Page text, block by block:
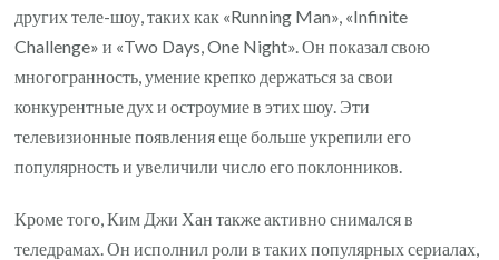
других теле-шоу, таких как «Running Man», «Infinite
Challenge» и «Two Days, One Night». Он показал свою
многогранность, умение крепко держаться за свои
конкурентные дух и остроумие в этих шоу. Эти
телевизионные появления еще больше укрепили его
популярность и увеличили число его поклонников.
Кроме того, Ким Джи Хан также активно снимался в
теледрамах. Он исполнил роли в таких популярных сериалах,